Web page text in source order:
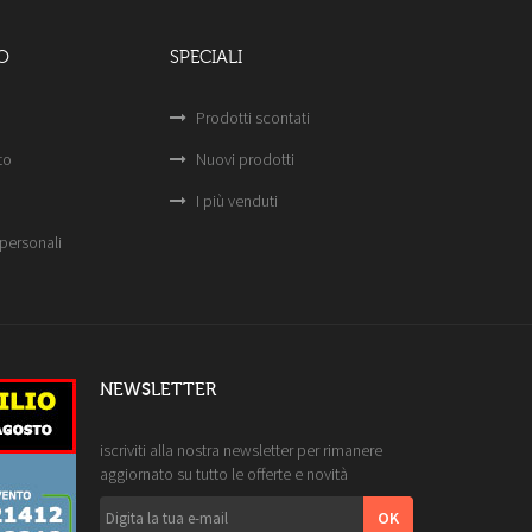
SPECIALI
Prodotti scontati
Nuovi prodotti
I più venduti
NEWSLETTER
iscriviti alla nostra newsletter per rimanere
aggiornato su tutto le offerte e novità
OK